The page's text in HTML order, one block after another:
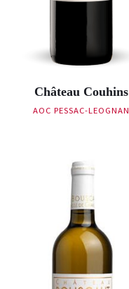
Château Couhins
AOC PESSAC-LEOGNAN